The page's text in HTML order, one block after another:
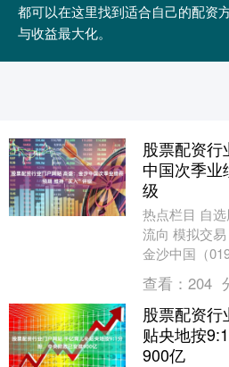
都可以在这里找到适合自己的配资
与收益最大化。
股票配资
中国次季业
级
热点栏目 自
流向 模拟交
金沙中国（
会活动继续吸
业....
查看： 204
股票配资
贴央地按
900亿